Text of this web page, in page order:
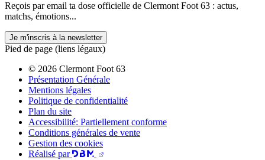
Reçois par email ta dose officielle de Clermont Foot 63 : actus,
matchs, émotions...
Je m'inscris à la newsletter
Pied de page (liens légaux)
© 2026 Clermont Foot 63
Présentation Générale
Mentions légales
Politique de confidentialité
Plan du site
Accessibilité: Partiellement conforme
Conditions générales de vente
Gestion des cookies
Réalisé par